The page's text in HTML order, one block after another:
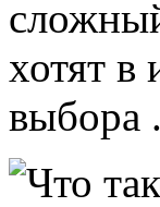
хотят в
выбора